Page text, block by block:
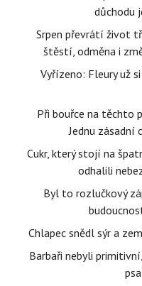
důchodu
Srpen převrátí život
štěstí, odměna i
Vyřízeno: Fleury už
Při bouřce na těchto
Jednu zásadní
Cukr, který stojí na
odhalili
Byl to rozlučkový
Chlapec snědl sýr a
Barbaři nebyli